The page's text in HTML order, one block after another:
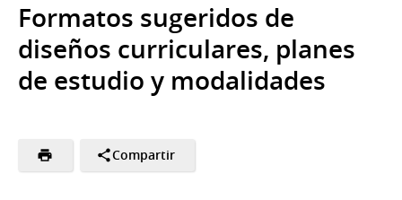
Formatos sugeridos de
diseños curriculares, planes
de estudio y modalidades
Compartir